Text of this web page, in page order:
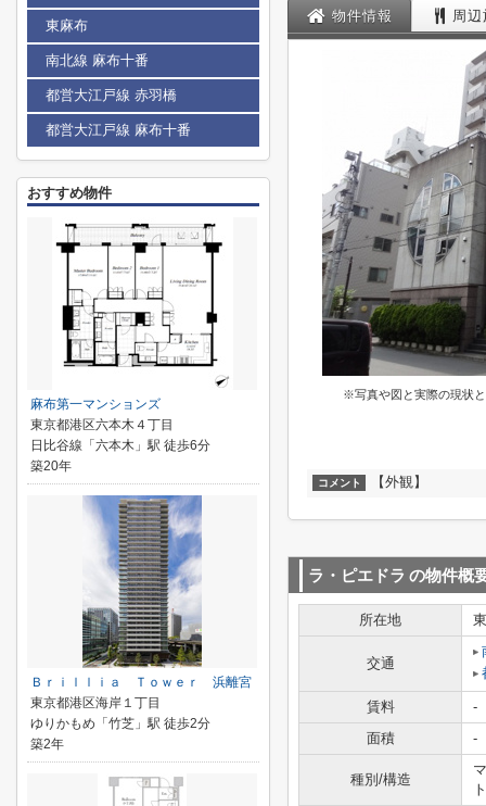
物件情報 周
※写真や図と実際の現状
コメント 【外観】
ラ・ピエドラ の物件概
所在地
交通
賃料
-
面積
-
種別/構造
ト
東麻布
南北線 麻布十番
都営大江戸線 赤羽橋
都営大江戸線 麻布十番
おすすめ物件
麻布第一マンションズ
東京都港区六本木４丁目
日比谷線「六本木」駅 徒歩6分
築20年
Ｂｒｉｌｌｉａ Ｔｏｗｅｒ 浜離宮
東京都港区海岸１丁目
ゆりかもめ「竹芝」駅 徒歩2分
築2年